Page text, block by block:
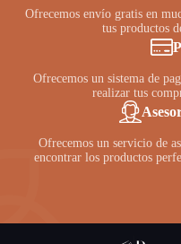
Ofrecemos envío gratis en
tus productos
Ofrecemos un sistema de
realizar tus
Ofrecemos un servicio de
encontrar los productos